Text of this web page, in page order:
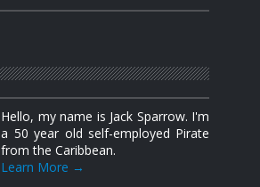
Hello, my name is Jack Sparrow. I'm
a 50 year old self-employed Pirate
from the Caribbean.
Learn More →